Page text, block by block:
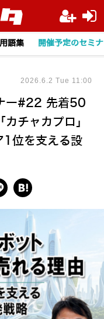
語集 開催予定のセミ
ー#22 先着50
チャカプロ」
1位を支える設
2026.6.2 Tue 11:00